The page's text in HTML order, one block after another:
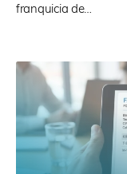
franquicia de…